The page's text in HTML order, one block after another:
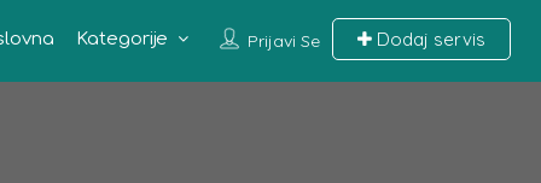
Prijavi Se Dodaj servis
Kategorije